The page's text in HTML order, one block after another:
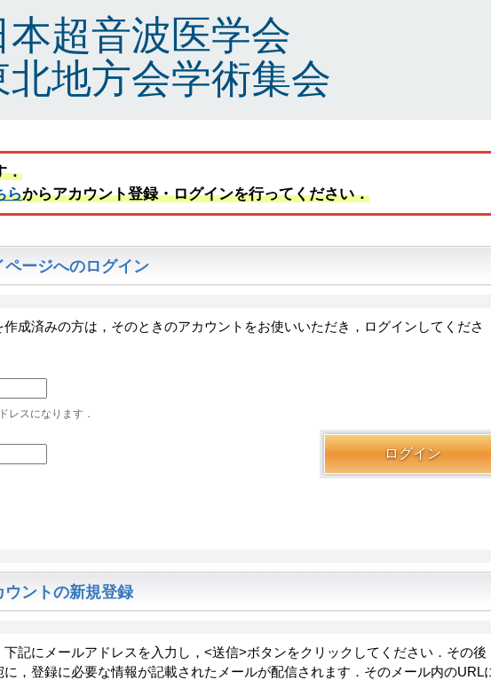
本超音波医学会
北地方会学術集会
．
らからアカウント登録・ログインを行ってください．
ページへのログイン
成済みの方は，そのときのアカウントをお使いいただき，ログインしてくださ
レスになります．
ウントの新規登録
記にメールアドレスを入力し，<送信>ボタンをクリックしてください．その後
，登録に必要な情報が記載されたメールが配信されます．そのメール内のURL